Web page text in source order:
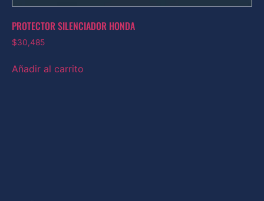
PROTECTOR SILENCIADOR HONDA
$30,485
Añadir al carrito